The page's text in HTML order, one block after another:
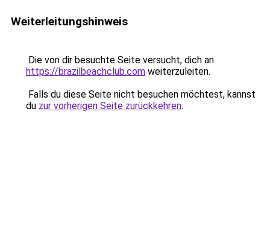
Weiterleitungshinweis
Die von dir besuchte Seite versucht, dich an
https://brazilbeachclub.com weiterzuleiten.
Falls du diese Seite nicht besuchen möchtest, kannst
du zur vorherigen Seite zurückkehren.